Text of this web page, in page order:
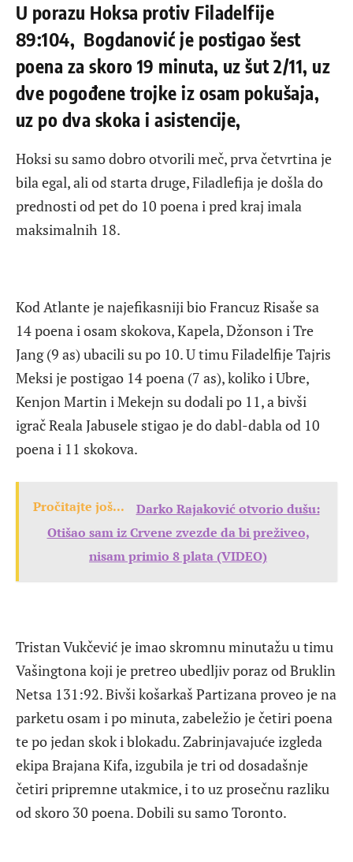
U porazu Hoksa protiv Filadelfije
89:104, Bogdanović je postigao šest
poena za skoro 19 minuta, uz šut 2/11, uz
dve pogođene trojke iz osam pokušaja,
uz po dva skoka i asistencije,
Hoksi su samo dobro otvorili meč, prva četvrtina je
bila egal, ali od starta druge, Filadlefija je došla do
prednosti od pet do 10 poena i pred kraj imala
maksimalnih 18.
Kod Atlante je najefikasniji bio Francuz Risaše sa
14 poena i osam skokova, Kapela, Džonson i Tre
Jang (9 as) ubacili su po 10. U timu Filadelfije Tajris
Meksi je postigao 14 poena (7 as), koliko i Ubre,
Kenjon Martin i Mekejn su dodali po 11, a bivši
igrač Reala Jabusele stigao je do dabl-dabla od 10
poena i 11 skokova.
Pročitajte još...
Darko Rajaković otvorio dušu:
Otišao sam iz Crvene zvezde da bi preživeo,
nisam primio 8 plata (VIDEO)
Tristan Vukčević je imao skromnu minutažu u timu
Vašingtona koji je pretreo ubedljiv poraz od Bruklin
Netsa 131:92. Bivši košarkaš Partizana proveo je na
parketu osam i po minuta, zabeležio je četiri poena
te po jedan skok i blokadu. Zabrinjavajuće izgleda
ekipa Brajana Kifa, izgubila je tri od dosadašnje
četiri pripremne utakmice, i to uz prosečnu razliku
od skoro 30 poena. Dobili su samo Toronto.